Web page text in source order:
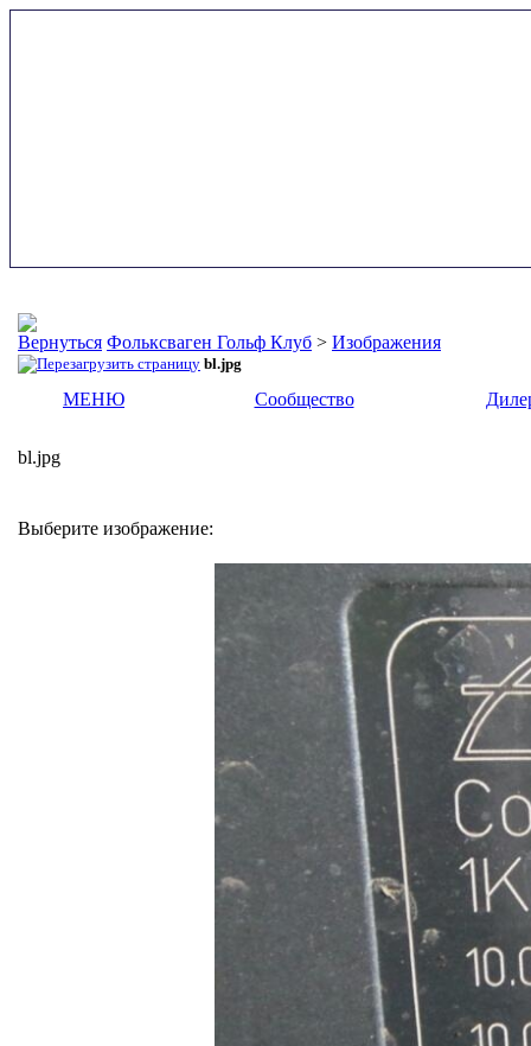
Фольксваген Гольф Клуб > Изображения
bl.jpg
МЕНЮ Сообщество
bl.jpg
Выберите изображение: